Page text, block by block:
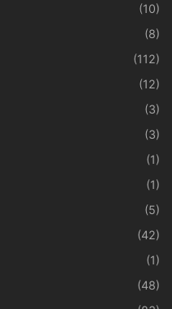
(10)
(8)
(112)
(12)
(3)
(3)
(1)
(1)
(5)
(42)
(1)
(48)